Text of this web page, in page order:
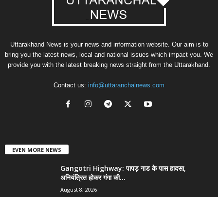
Uttarakhand News is your news and information website. Our aim is to
bring you the latest news, local and national issues which impact you. We
provide you with the latest breaking news straight from the Uttarakhand.
Contact us: info@uttaranchalnews.com
EVEN MORE NEWS
Gangotri Highway: पापड़ गाड के पास हादसा,
अनियंत्रित होकर गंगा की...
August 8, 2026